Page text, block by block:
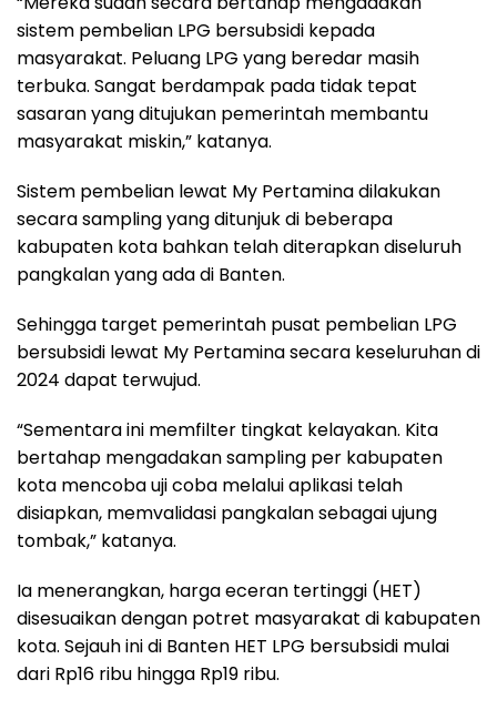
sistem pembelian LPG bersubsidi kepada
masyarakat. Peluang LPG yang beredar masih
terbuka. Sangat berdampak pada tidak tepat
sasaran yang ditujukan pemerintah membantu
masyarakat miskin,” katanya.
Sistem pembelian lewat My Pertamina dilakukan
secara sampling yang ditunjuk di beberapa
kabupaten kota bahkan telah diterapkan diseluruh
pangkalan yang ada di Banten.
Sehingga target pemerintah pusat pembelian LPG
bersubsidi lewat My Pertamina secara keseluruhan di
2024 dapat terwujud.
“Sementara ini memfilter tingkat kelayakan. Kita
bertahap mengadakan sampling per kabupaten
kota mencoba uji coba melalui aplikasi telah
disiapkan, memvalidasi pangkalan sebagai ujung
tombak,” katanya.
Ia menerangkan, harga eceran tertinggi (HET)
disesuaikan dengan potret masyarakat di kabupaten
kota. Sejauh ini di Banten HET LPG bersubsidi mulai
dari Rp16 ribu hingga Rp19 ribu.